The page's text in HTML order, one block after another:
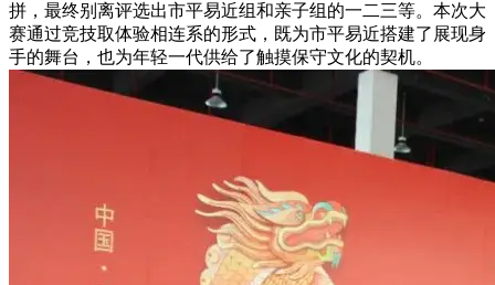
拼，最终别离评选出市平易近组和亲子组的一二三等。本次大
赛通过竞技取体验相连系的形式，既为市平易近搭建了展现身
手的舞台，也为年轻一代供给了触摸保守文化的契机。